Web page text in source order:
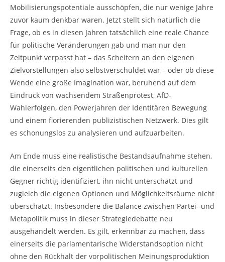
Mobilisierungspotentiale ausschöpfen, die nur wenige Jahre
zuvor kaum denkbar waren. Jetzt stellt sich natürlich die
Frage, ob es in diesen Jahren tatsächlich eine reale Chance
für politische Veränderungen gab und man nur den
Zeitpunkt verpasst hat – das Scheitern an den eigenen
Zielvorstellungen also selbstverschuldet war – oder ob diese
Wende eine große Imagination war, beruhend auf dem
Eindruck von wachsendem Straßenprotest, AfD-
Wahlerfolgen, den Powerjahren der Identitären Bewegung
und einem florierenden publizistischen Netzwerk. Dies gilt
es schonungslos zu analysieren und aufzuarbeiten.
Am Ende muss eine realistische Bestandsaufnahme stehen,
die einerseits den eigentlichen politischen und kulturellen
Gegner richtig identifiziert, ihn nicht unterschätzt und
zugleich die eigenen Optionen und Möglichkeitsräume nicht
überschätzt. Insbesondere die Balance zwischen Partei- und
Metapolitik muss in dieser Strategiedebatte neu
ausgehandelt werden. Es gilt, erkennbar zu machen, dass
einerseits die parlamentarische Widerstandsoption nicht
ohne den Rückhalt der vorpolitischen Meinungsproduktion